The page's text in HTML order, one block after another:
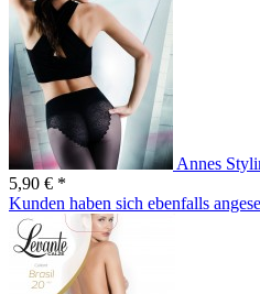
Annes
5,90 € *
Kunden haben sich ebenfalls